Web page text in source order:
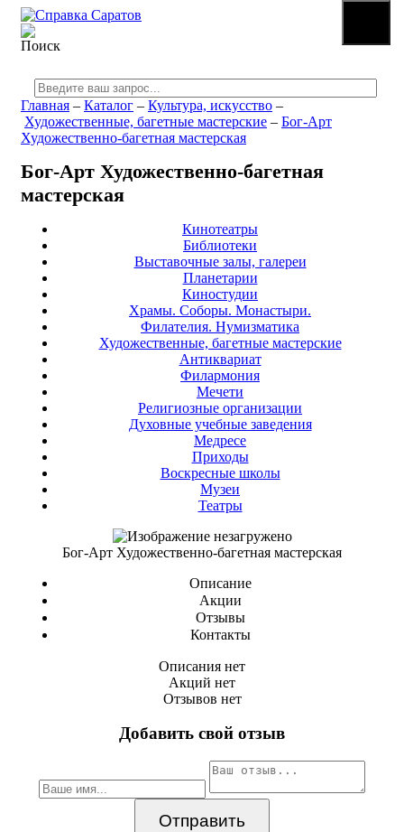
Главная – Каталог – Культура, искусство –
Художественные, багетные мастерские – Бог-Арт
Художественно-багетная мастерская
Бог-Арт Художественно-багетная
мастерская
Кинотеатры
Библиотеки
Выставочные залы, галереи
Планетарии
Киностудии
Храмы. Соборы. Монастыри.
Филателия. Нумизматика
Художественные, багетные мастерские
Антиквариат
Филармония
Мечети
Религиозные организации
Духовные учебные заведения
Медресе
Приходы
Воскресные школы
Музеи
Театры
Бог-Арт Художественно-багетная мастерская
Описание
Акции
Отзывы
Контакты
Описания нет
Акций нет
Отзывов нет
Добавить свой отзыв